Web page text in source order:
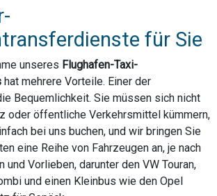
für Sie
unseres Flughafen-Taxi-
hat mehrere Vorteile. Einer der
Bequemlichkeit. Sie müssen sich nicht
oder öffentliche Verkehrsmittel kümmern,
bei uns buchen, und wir bringen Sie
eine Reihe von Fahrzeugen an, je nach
und Vorlieben, darunter den VW Touran,
und einen Kleinbus wie den Opel